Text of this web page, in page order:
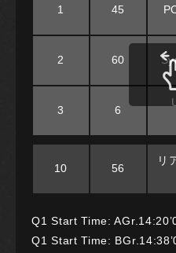
1 45
2 60
3 6
10 56
リ
Q1 Start Time:
Q1 Start Time: